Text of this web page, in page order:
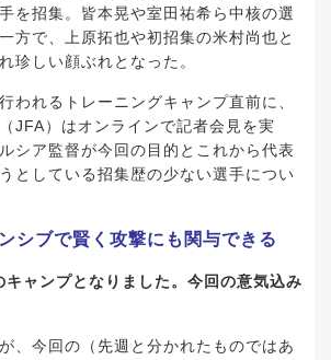
を招集。皆本晃や室田祐希ら中核の選
方で、上原拓也や初招集の米村尚也と
珍しい顔ぶれとなった。
われるトレーニングキャンプ直前に、
JFA）はオンラインで記者会見を実
シア監督が今回の目的とこれから代表
としている招集歴の少ない選手につい
シブで賢く攻撃にも関与できる
ャンプとなりました。今回の意気込み
、今回の（先週と分かれたものではあ